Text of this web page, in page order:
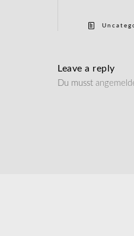
Leave a reply
Du musst